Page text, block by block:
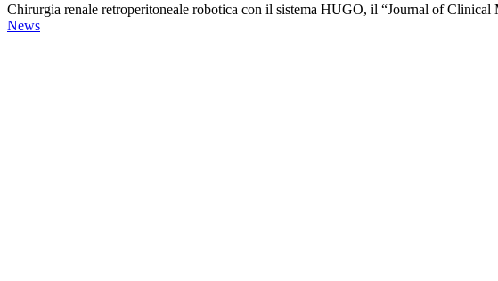
Chirurgia renale retroperitoneale robotica con il sistema HUGO, il “Journal of
News